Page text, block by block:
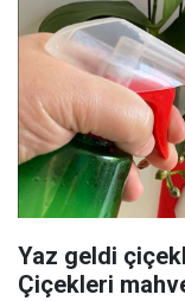
Yaz geldi
Çiçekleri